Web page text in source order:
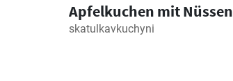
Apfelkuchen mit Nüssen
skatulkavkuchyni